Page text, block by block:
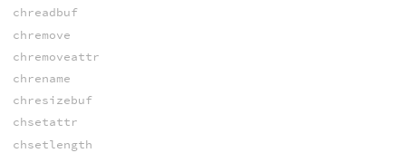
chreadbuf
chremove
chremoveattr
chrename
chresizebuf
chsetattr
chsetlength